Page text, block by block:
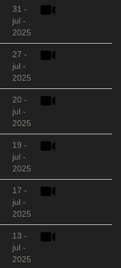
31 -
jul -
2025
27 -
jul -
2025
20 -
jul -
2025
19 -
jul -
2025
17 -
jul -
2025
13 -
jul -
2025